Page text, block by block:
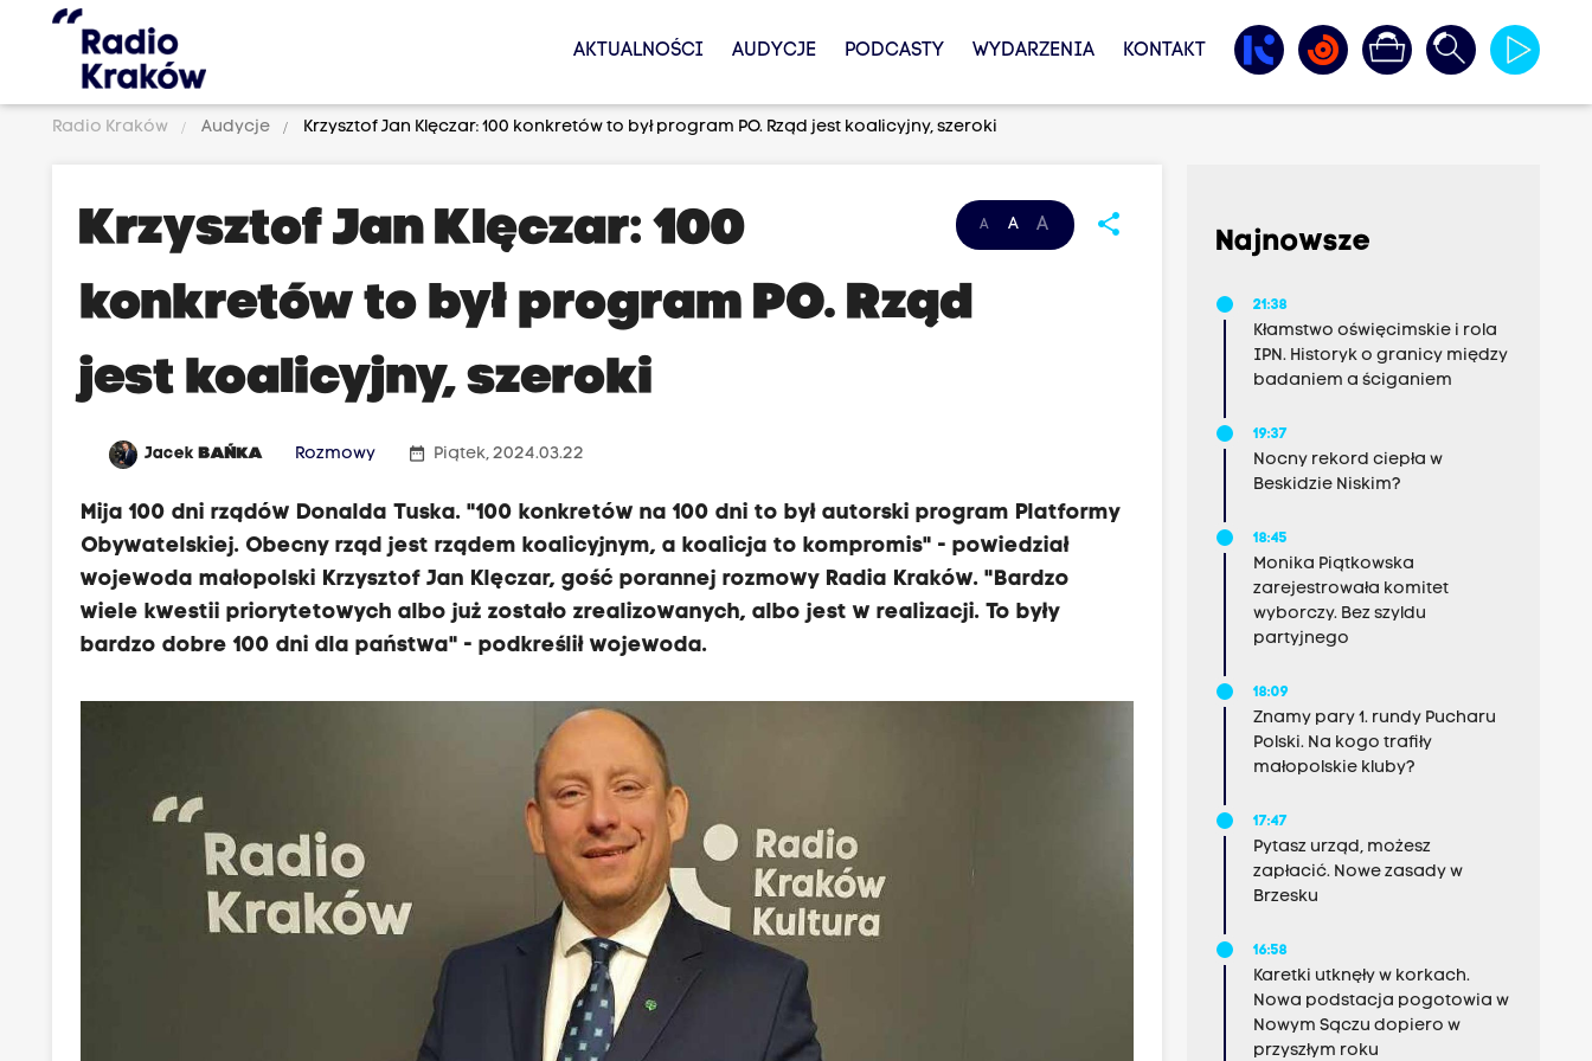
AKTUALNOŚCI AUDYCJE PODCASTY WYDARZENIA KONTAKT
Radio Kraków Audycje Krzysztof Jan Klęczar: 100 konkretów to był program PO. Rząd jest koalicyjny, szeroki
A A A share
Krzysztof Jan Klęczar: 100
konkretów to był program PO. Rząd
jest koalicyjny, szeroki
JacekBAŃKA Rozmowy date_range Piątek, 2024.03.22
Mija 100 dni rządów Donalda Tuska. "100 konkretów na 100 dni to był autorski program Platformy
Obywatelskiej. Obecny rząd jest rządem koalicyjnym, a koalicja to kompromis" - powiedział
wojewoda małopolski Krzysztof Jan Klęczar, gość porannej rozmowy Radia Kraków. "Bardzo
wiele kwestii priorytetowych albo już zostało zrealizowanych, albo jest w realizacji. To były
bardzo dobre 100 dni dla państwa" - podkreślił wojewoda.
Najnowsze
21:38
Kłamstwo oświęcimskie i rola
IPN. Historyk o granicy między
badaniem a ściganiem
19:37
Nocny rekord ciepła w
Beskidzie Niskim?
18:45
Monika Piątkowska
zarejestrowała komitet
wyborczy. Bez szyldu
partyjnego
18:09
Znamy pary 1. rundy Pucharu
Polski. Na kogo trafiły
małopolskie kluby?
17:47
Pytasz urząd, możesz
zapłacić. Nowe zasady w
Brzesku
16:58
Karetki utknęły w korkach.
Nowa podstacja pogotowia w
Nowym Sączu dopiero w
przyszłym roku